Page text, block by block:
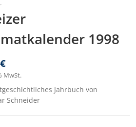
1998
€
MwSt.
Jahrbuch von
Schneider